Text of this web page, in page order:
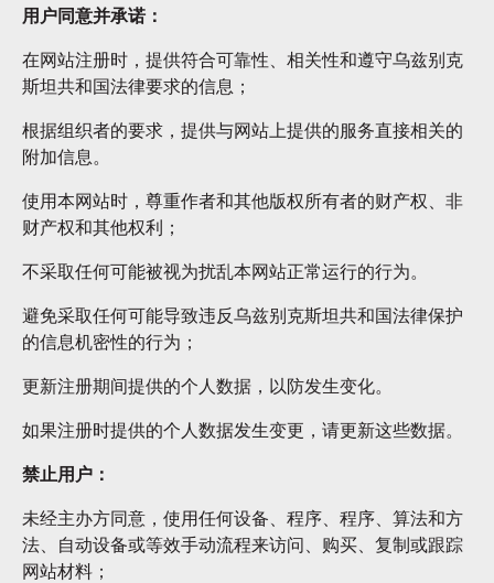
用户同意并承诺：
在网站注册时，提供符合可靠性、相关性和遵守乌兹别克
斯坦共和国法律要求的信息；
根据组织者的要求，提供与网站上提供的服务直接相关的
附加信息。
使用本网站时，尊重作者和其他版权所有者的财产权、非
财产权和其他权利；
不采取任何可能被视为扰乱本网站正常运行的行为。
避免采取任何可能导致违反乌兹别克斯坦共和国法律保护
的信息机密性的行为；
更新注册期间提供的个人数据，以防发生变化。
如果注册时提供的个人数据发生变更，请更新这些数据。
禁止用户：
未经主办方同意，使用任何设备、程序、程序、算法和方
法、自动设备或等效手动流程来访问、购买、复制或跟踪
网站材料；